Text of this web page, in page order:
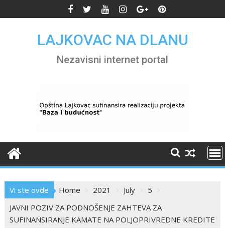
to
LAJKOVAC NA DLANU
Nezavisni internet portal
Vi ste ovde Home 2021 July
5
JAVNI POZIV ZA PODNOŠENJE ZAHTEVA ZA
SUFINANSIRANJE KAMATE NA POLJOPRIVREDNE KREDITE